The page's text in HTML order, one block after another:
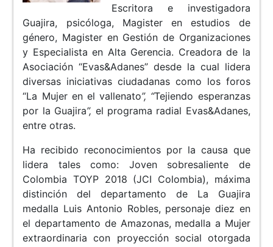
Escritora e investigadora
Guajira, psicóloga, Magister en estudios de
género, Magister en Gestión de Organizaciones
y Especialista en Alta Gerencia. Creadora de la
Asociación “Evas&Adanes” desde la cual lidera
diversas iniciativas ciudadanas como los foros
“La Mujer en el vallenato”, “Tejiendo esperanzas
por la Guajira”, el programa radial Evas&Adanes,
entre otras.
Ha recibido reconocimientos por la causa que
lidera tales como: Joven sobresaliente de
Colombia TOYP 2018 (JCI Colombia), máxima
distinción del departamento de La Guajira
medalla Luis Antonio Robles, personaje diez en
el departamento de Amazonas, medalla a Mujer
extraordinaria con proyección social otorgada